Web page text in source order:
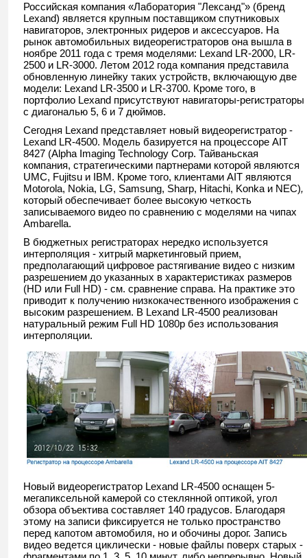
Российская компания «Лаборатория "Лександ"» (бренд
Lexand) является крупным поставщиком спутниковых
навигаторов, электронных ридеров и аксессуаров. На
рынок автомобильных видеорегистраторов она вышла в
ноябре 2011 года с тремя моделями: Lexand LR-2000, LR-
2500 и LR-3000. Летом 2012 года компания представила
обновленную линейку таких устройств, включающую две
модели: Lexand LR-3500 и LR-3700. Кроме того, в
портфолио Lexand присутствуют навигаторы-регистраторы
с диагональю 5, 6 и 7 дюймов.
Сегодня Lexand представляет новый видеорегистратор -
Lexand LR-4500. Модель базируется на процессоре AIT
8427 (Alpha Imaging Technology Corp. Тайваньская
компания, стратегическими партнерами которой являются
UMC, Fujitsu и IBM. Кроме того, клиентами AIT являются
Motorola, Nokia, LG, Samsung, Sharp, Hitachi, Konka и NEC),
который обеспечивает более высокую четкость
записываемого видео по сравнению с моделями на чипах
Ambarella.
В бюджетных регистраторах нередко используется
интерполяция - хитрый маркетинговый прием,
предполагающий цифровое растягивание видео с низким
разрешением до указанных в характеристиках размеров
(HD или Full HD) - см. сравнение справа. На практике это
приводит к получению низкокачественного изображения с
высоким разрешением. В Lexand LR-4500 реализован
натуральный режим Full HD 1080p без использования
интерполяции.
Новый видеорегистратор Lexand LR-4500 оснащен 5-
мегапиксельной камерой со стеклянной оптикой, угол
обзора объектива составляет 140 градусов. Благодаря
этому на записи фиксируется не только пространство
перед капотом автомобиля, но и обочины дорог. Запись
видео ведется циклически - новые файлы поверх старых -